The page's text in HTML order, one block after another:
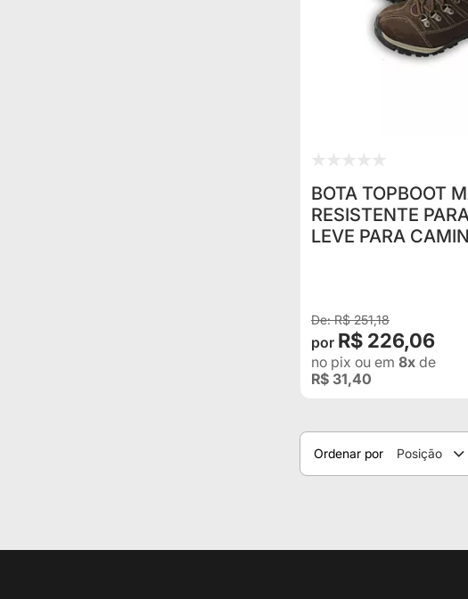
BOTA TOPBOOT
RESISTENTE
LEVE PARA
R$ 251,18
R$ 226,06
no pix ou em 8x de
R$ 31,40
Ordenar por Posição